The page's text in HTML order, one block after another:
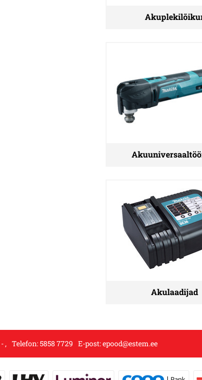
Akulaadijad
, Telefon:5858 7729 E-post:epood@estem.ee